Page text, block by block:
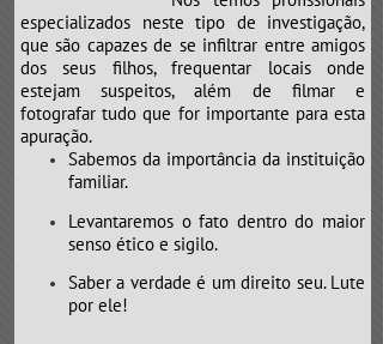
especializados neste tipo de investigação,
que são capazes de se infiltrar entre amigos
dos seus filhos, frequentar locais onde
estejam suspeitos, além de filmar e
fotografar tudo que for importante para esta
apuração.
Sabemos da importância da instituição
familiar.
Levantaremos o fato dentro do maior
senso ético e sigilo.
Saber a verdade é um direito seu. Lute
por ele!